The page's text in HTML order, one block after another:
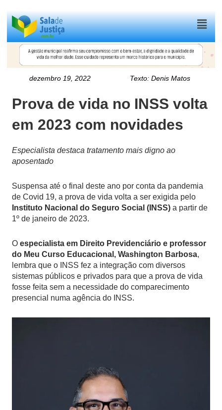
Menu
dezembro 19, 2022 Texto:Denis Matos
Prova de vida no INSS volta
em 2023 com novidades
Especialista destaca tratamento mais digno ao
aposentado
Suspensa até o final deste ano por conta da pandemia
de Covid 19, a prova de vida volta a ser exigida pelo
Instituto Nacional do Seguro Social (INSS)a partir de
1º de janeiro de 2023.
O especialista em Direito Previdenciário e professor
do Meu Curso Educacional, Washington Barbosa,
lembra que o INSS fez a integração com diversos
sistemas públicos e privados para que a prova de vida
fosse feita sem a necessidade do comparecimento
presencial numa agência do INSS.